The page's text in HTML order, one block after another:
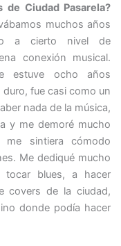
de Ciudad Pasarela?
muchos años
a cierto nivel de
conexión musical.
estuve ocho años
fue casi como un
nada de la música,
y me demoré mucho
sintiera cómodo
Me dediqué mucho
blues, a hacer
covers de la ciudad,
donde podía hacer